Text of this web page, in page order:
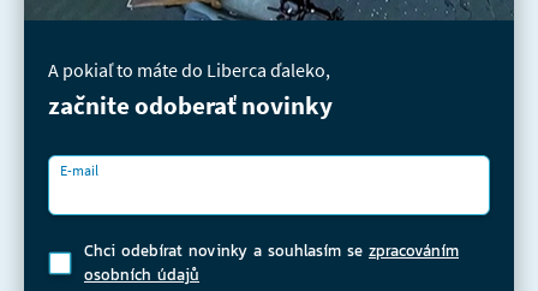
A pokiaľ to máte do Liberca ďaleko,
začnite odoberať novinky
E-mail
Chci odebírat novinky a souhlasím se zpracováním
osobních údajů